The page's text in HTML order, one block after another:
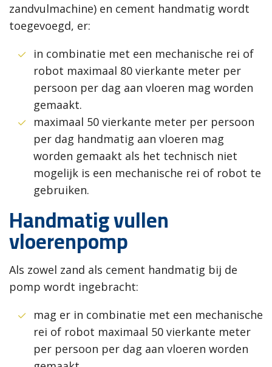
zandvulmachine) en cement handmatig wordt
toegevoegd, er:
in combinatie met een mechanische rei of
robot maximaal 80 vierkante meter per
persoon per dag aan vloeren mag worden
gemaakt.
maximaal 50 vierkante meter per persoon
per dag handmatig aan vloeren mag
worden gemaakt als het technisch niet
mogelijk is een mechanische rei of robot te
gebruiken.
Handmatig vullen
vloerenpomp
Als zowel zand als cement handmatig bij de
pomp wordt ingebracht:
mag er in combinatie met een mechanische
rei of robot maximaal 50 vierkante meter
per persoon per dag aan vloeren worden